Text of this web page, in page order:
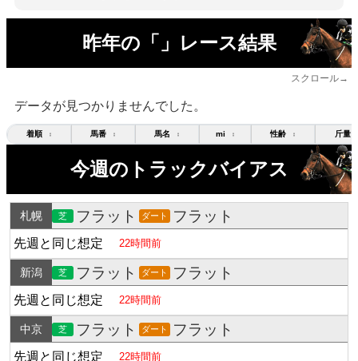
昨年の「」レース結果
スクロール→
データが見つかりませんでした。
着順 ↕ 馬番 ↕ 馬名 ↕ mi ↕ 性齢 ↕ 斤量
今週のトラックバイアス
札幌 芝 フラット ダート フラット
先週と同じ想定 22時間前
新潟 芝 フラット ダート フラット
先週と同じ想定 22時間前
中京 芝 フラット ダート フラット
先週と同じ想定 22時間前